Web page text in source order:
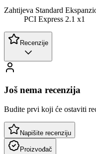
Zahtijeva Standard
PCI Express 2.1 x1
Recenzije
Još nema recenzija
Budite prvi koji će ostaviti
Napišite recenziju
Proizvođač